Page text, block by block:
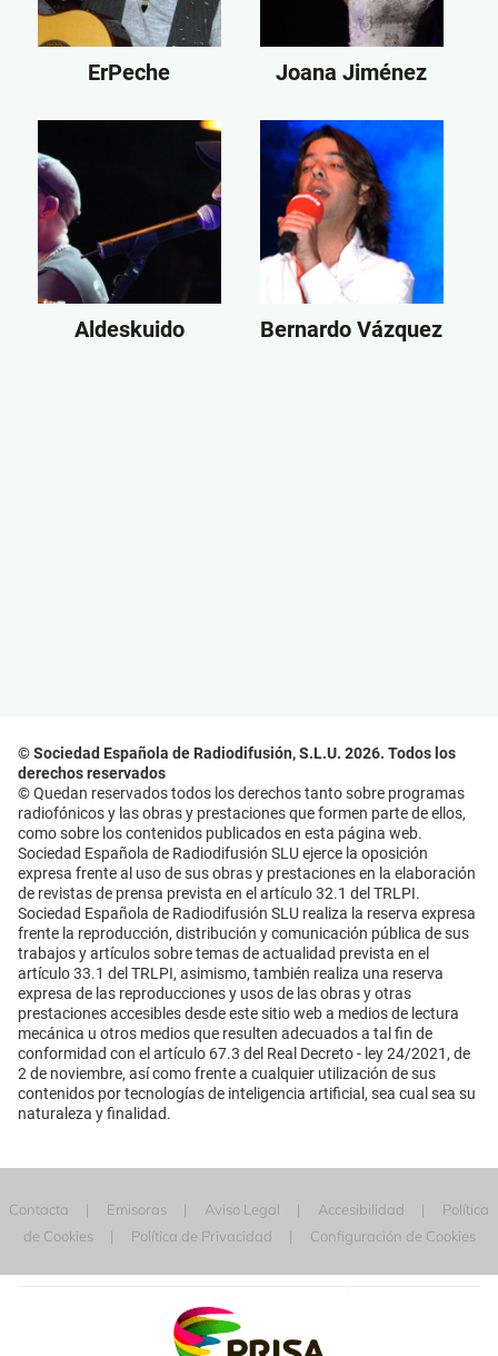
ErPeche Joana Jiménez
Aldeskuido Bernardo Vázquez
© Sociedad Española de Radiodifusión, S.L.U. 2026. Todos los
derechos reservados
© Quedan reservados todos los derechos tanto sobre programas
radiofónicos y las obras y prestaciones que formen parte de ellos,
como sobre los contenidos publicados en esta página web.
Sociedad Española de Radiodifusión SLU ejerce la oposición
expresa frente al uso de sus obras y prestaciones en la elaboración
de revistas de prensa prevista en el artículo 32.1 del TRLPI.
Sociedad Española de Radiodifusión SLU realiza la reserva expresa
frente la reproducción, distribución y comunicación pública de sus
trabajos y artículos sobre temas de actualidad prevista en el
artículo 33.1 del TRLPI, asimismo, también realiza una reserva
expresa de las reproducciones y usos de las obras y otras
prestaciones accesibles desde este sitio web a medios de lectura
mecánica u otros medios que resulten adecuados a tal fin de
conformidad con el artículo 67.3 del Real Decreto - ley 24/2021, de
2 de noviembre, así como frente a cualquier utilización de sus
contenidos por tecnologías de inteligencia artificial, sea cual sea su
naturaleza y finalidad.
Contacta Emisoras Aviso Legal Accesibilidad
Política
de Cookies
Política de Privacidad Configuración de Cookies